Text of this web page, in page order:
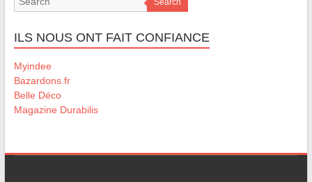
Search
ILS NOUS ONT FAIT CONFIANCE
Myindee
Bazardons.fr
Belle Déco
Magazine Durabilis